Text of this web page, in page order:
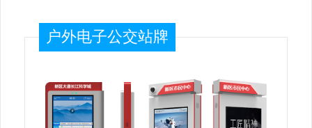
户外电子公交站牌